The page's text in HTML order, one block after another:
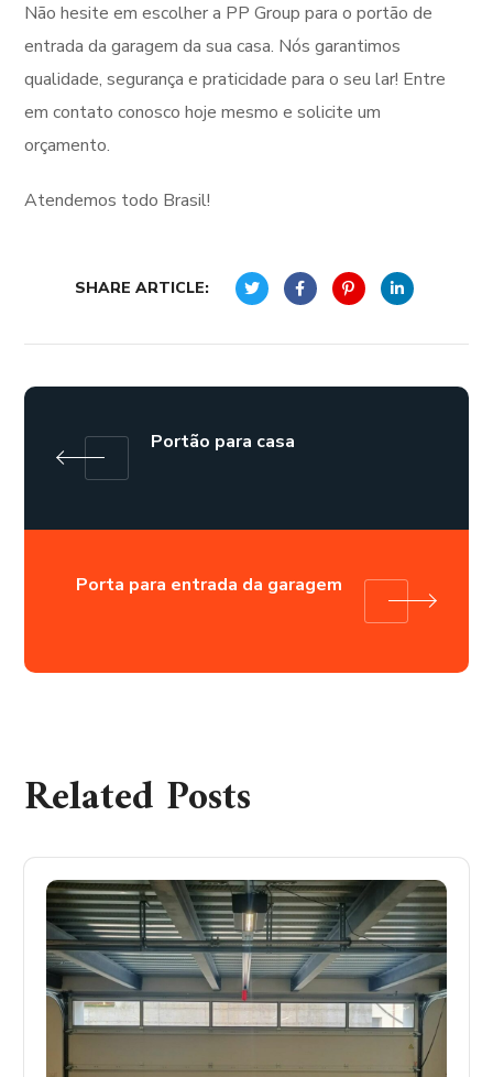
Não hesite em escolher a PP Group para o portão de
entrada da garagem da sua casa. Nós garantimos
qualidade, segurança e praticidade para o seu lar! Entre
em contato conosco hoje mesmo e solicite um
orçamento.
Atendemos todo Brasil!
SHARE ARTICLE:
Portão para casa
Porta para entrada da garagem
Related Posts